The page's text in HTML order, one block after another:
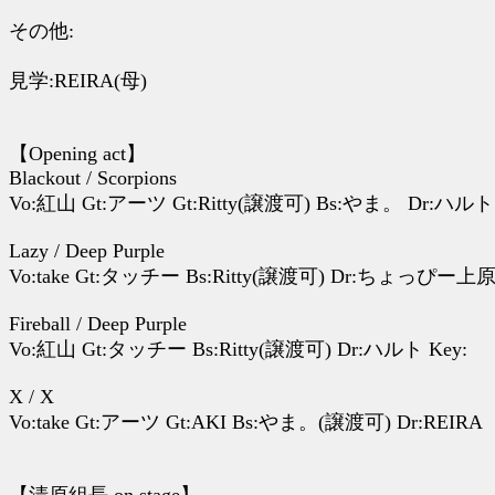
その他:
見学:REIRA(母)
【Opening act】
Blackout / Scorpions
Vo:紅山 Gt:アーツ Gt:Ritty(譲渡可) Bs:やま。 Dr:ハルト
Lazy / Deep Purple
Vo:take Gt:タッチー Bs:Ritty(譲渡可) Dr:ちょっぴー上
Fireball / Deep Purple
Vo:紅山 Gt:タッチー Bs:Ritty(譲渡可) Dr:ハルト Key:
X / X
Vo:take Gt:アーツ Gt:AKI Bs:やま。(譲渡可) Dr:REIRA